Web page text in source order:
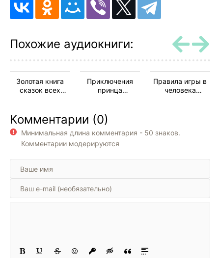
Похожие аудиокниги:
Золотая книга
сказок всех
Приключения
принца
Правила игры в
человека
Комментарии (0)
Минимальная длина комментария - 50 знаков.
Комментарии модерируются